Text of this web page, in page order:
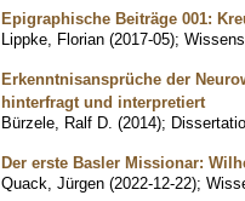
Epigraphische Beiträge 001:
Lippke, Florian (2017-05);
Erkenntnisansprüche der
hinterfragt und interpretiert
Bürzele, Ralf D. (2014);
Der erste Basler Missionar:
Quack, Jürgen (2022-12-22);